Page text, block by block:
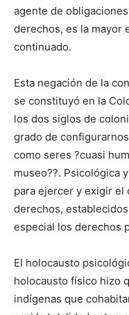
agente de
derechos, es la mayor
continuado.
Esta negación de la
se constituyó en la
los dos siglos de
grado de
como seres ?cuasi
museo??. Psicológica
para ejercer y exigir el
derechos,
especial los derechos
El holocausto
holocausto físico hizo
indígenas que